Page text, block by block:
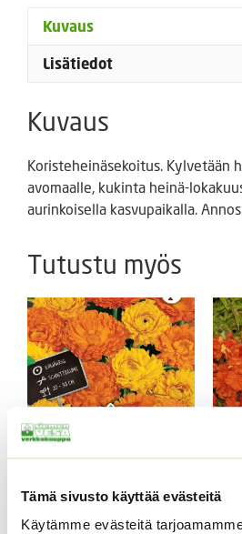
Tämä sivusto käyttää evästeitä
Käytämme evästeitä
Kuvaus
Lisätiedot
Kuvaus
Koristeheinäsekoitus. Kylvetään
avomaalle, kukinta heinä-
aurinkoisella kasvupaikalla.
Tutustu myös
Tarhakehäkukka Bon
Bon sekoitus